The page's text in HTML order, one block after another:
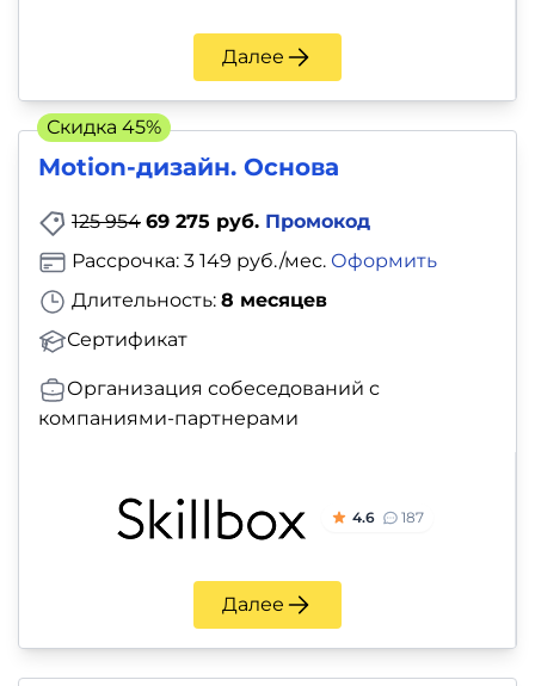
Далее
Motion-дизайн. Основа
125 954 69 275 руб. Промокод
Длительность: 8 месяцев
Сертификат
Рассрочка: 3 149 руб./мес. Оформить
Организация собеседований с
компаниями-партнерами
4.6 187
Далее
Скидка 45%